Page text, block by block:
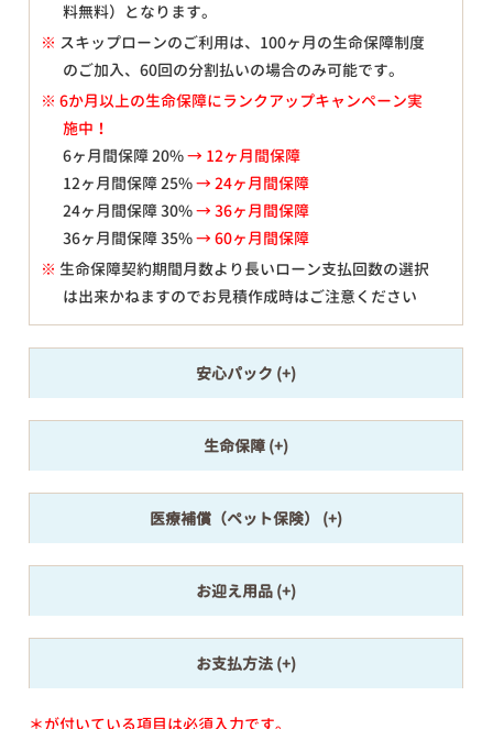
料無料）となります。
※ スキップローンのご利用は、100ヶ月の生命保障制度
のご加入、60回の分割払いの場合のみ可能です。
※ 6か月以上の生命保障にランクアップキャンペーン実
施中！
6ヶ月間保障 20%→ 12ヶ月間保障
12ヶ月間保障 25%→ 24ヶ月間保障
24ヶ月間保障 30%→ 36ヶ月間保障
36ヶ月間保障 35%→ 60ヶ月間保障
※ 生命保障契約期間月数より長いローン支払回数の選択
は出来かねますのでお見積作成時はご注意ください
安心パック
生命保障
医療補償（ペット保険）
お迎え用品
お支払方法
＊が付いている項目は必須入力です。